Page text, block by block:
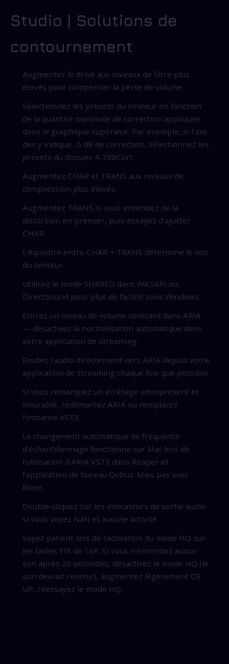
Studio | Solutions de
contournement
Augmentez le drive aux niveaux de filtre plus
élevés pour compenser la perte de volume.
Sélectionnez les presets du limiteur en fonction
de la quantité maximale de correction appliquée
dans le graphique supérieur. Par exemple, si l'axe
des y indique -5 dB de correction, sélectionnez les
presets du dossier 4-7dBCorr.
Augmentez CHAR et TRANS aux niveaux de
compression plus élevés.
Augmentez TRANS si vous entendez de la
distorsion en premier, puis essayez d'ajuster
CHAR.
L'équilibre entre CHAR + TRANS détermine le son
du limiteur.
Utilisez le mode SHARED dans WASAPI ou
DirectSound pour plus de facilité sous Windows.
Entrez un niveau de volume constant dans ARIA
— désactivez la normalisation automatique dans
votre application de streaming.
Routez l'audio directement vers ARIA depuis votre
application de streaming chaque fois que possible.
Si vous remarquez un écrêtage omniprésent et
incurable, redémarrez ARIA ou remplacez
l'instance VST3.
Le changement automatique de fréquence
d'échantillonnage fonctionne sur Mac lors de
l'utilisation d'ARIA VST3 dans Reaper et
l'application de bureau Qobuz. Mais pas avec
Roon.
Double-cliquez sur les indicateurs de sortie audio
si vous voyez NaN et aucune activité.
Soyez patient lors de l'activation du mode HQ sur
les tailles FIR de 16K. Si vous n'entendez aucun
son après 20 secondes, désactivez le mode HQ (le
son devrait revenir), augmentez légèrement CR
UP, réessayez le mode HQ.